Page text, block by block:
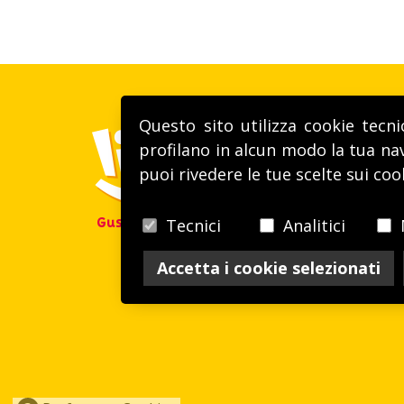
Gusto alla VITA
P.Iva /
Questo sito utilizza cookie
profilano in alcun modo la tua
puoi rivedere le tue scelte sui
Tecnici Analitici
Accetta i cookie selezionati